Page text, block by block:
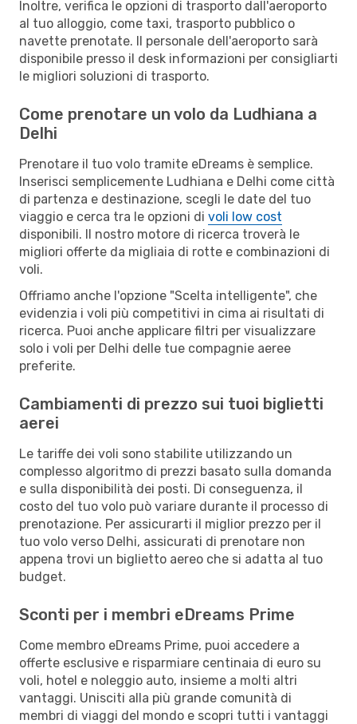
Inoltre, verifica le opzioni di trasporto dall'aeroporto
al tuo alloggio, come taxi, trasporto pubblico o
navette prenotate. Il personale dell'aeroporto sarà
disponibile presso il desk informazioni per consigliarti
le migliori soluzioni di trasporto.
Come prenotare un volo da Ludhiana a
Delhi
Prenotare il tuo volo tramite eDreams è semplice.
Inserisci semplicemente Ludhiana e Delhi come città
di partenza e destinazione, scegli le date del tuo
viaggio e cerca tra le opzioni di voli low cost
disponibili. Il nostro motore di ricerca troverà le
migliori offerte da migliaia di rotte e combinazioni di
voli.
Offriamo anche l'opzione "Scelta intelligente", che
evidenzia i voli più competitivi in cima ai risultati di
ricerca. Puoi anche applicare filtri per visualizzare
solo i voli per Delhi delle tue compagnie aeree
preferite.
Cambiamenti di prezzo sui tuoi biglietti
aerei
Le tariffe dei voli sono stabilite utilizzando un
complesso algoritmo di prezzi basato sulla domanda
e sulla disponibilità dei posti. Di conseguenza, il
costo del tuo volo può variare durante il processo di
prenotazione. Per assicurarti il miglior prezzo per il
tuo volo verso Delhi, assicurati di prenotare non
appena trovi un biglietto aereo che si adatta al tuo
budget.
Sconti per i membri eDreams Prime
Come membro eDreams Prime, puoi accedere a
offerte esclusive e risparmiare centinaia di euro su
voli, hotel e noleggio auto, insieme a molti altri
vantaggi. Unisciti alla più grande comunità di
membri di viaggi del mondo e scopri tutti i vantaggi